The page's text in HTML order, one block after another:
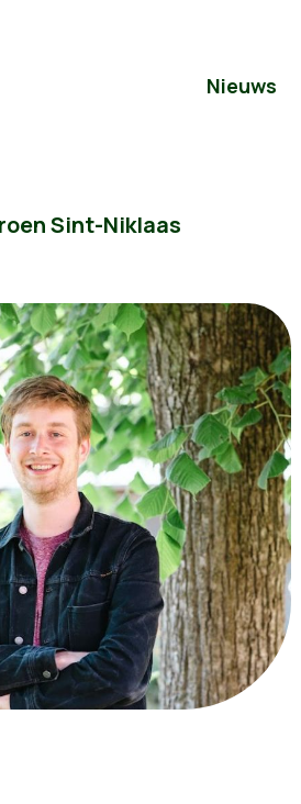
Nieuws
Sint-Niklaas